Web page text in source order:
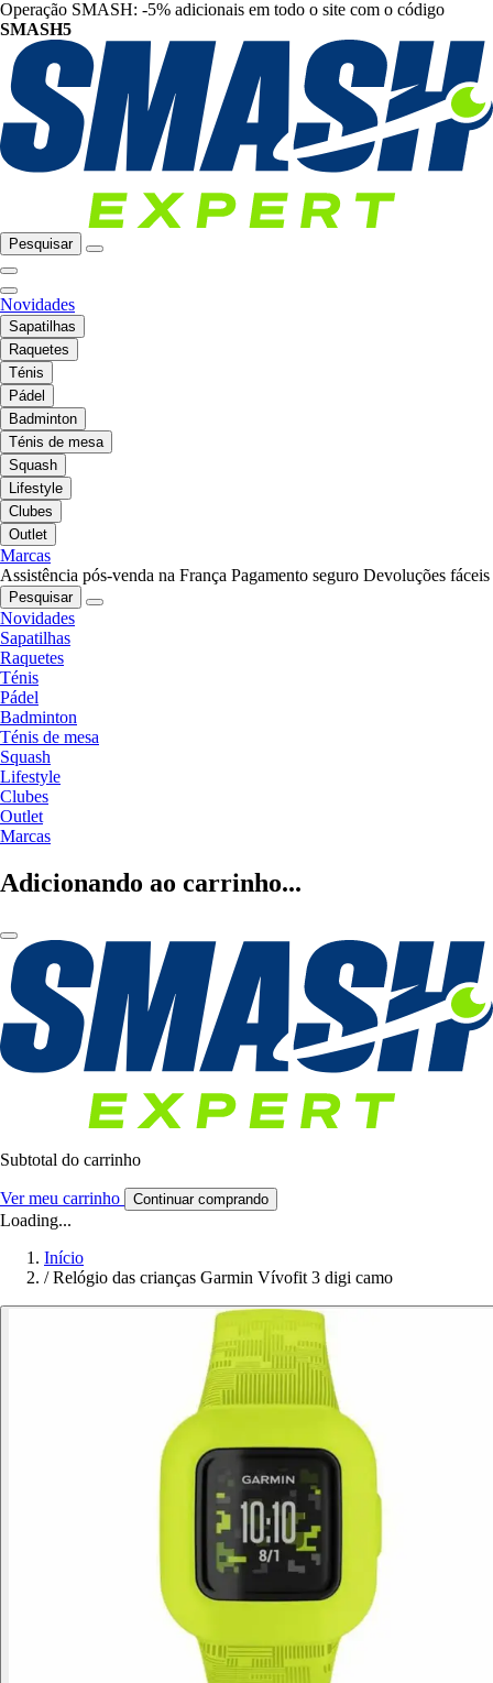
Operação SMASH: -5% adicionais em todo o site com o código
SMASH5
Pesquisar
Novidades
Sapatilhas
Raquetes
Ténis
Pádel
Badminton
Ténis de mesa
Squash
Lifestyle
Clubes
Outlet
Marcas
Assistência pós-venda na França Pagamento seguro Devoluções fáceis
Pesquisar
Novidades
Sapatilhas
Raquetes
Ténis
Pádel
Badminton
Ténis de mesa
Squash
Lifestyle
Clubes
Outlet
Marcas
Adicionando ao carrinho...
Subtotal do carrinho
Ver meu carrinho Continuar comprando
Loading...
Início
/ Relógio das crianças Garmin Vívofit 3 digi camo